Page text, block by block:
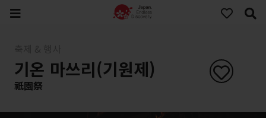
기온 마쓰리(기원제)
祇園祭